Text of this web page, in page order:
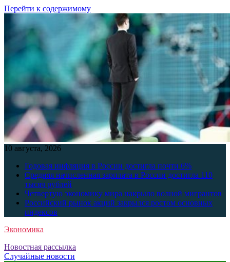
Перейти к содержимому
10 августа, 2026
Годовая инфляция в России достигла почти 6%
Средняя начисленная зарплата в России достигла 110
тысяч рублей
Четвертую экономику мира накрыло волной мигрантов
Российский рынок акций закрылся ростом основных
индексов
Экономика
Новостная рассылка
Случайные новости